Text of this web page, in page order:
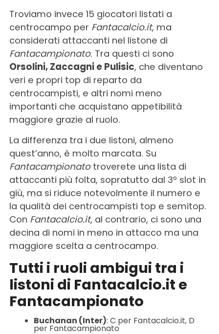
Troviamo invece 15 giocatori listati a
centrocampo per Fantacalcio.it, ma
considerati attaccanti nel listone di
Fantacampionato. Tra questi ci sono
Orsolini, Zaccagni e Pulisic, che diventano
veri e propri top di reparto da
centrocampisti, e altri nomi meno
importanti che acquistano appetibilità
maggiore grazie al ruolo.
La differenza tra i due listoni, almeno
quest’anno, è molto marcata. Su
Fantacampionatotroverete una lista di
attaccanti più folta, sopratutto dal 3º slot in
giù, ma si riduce notevolmente il numero e
la qualità dei centrocampisti top e semitop.
Con Fantacalcio.it, al contrario, ci sono una
decina di nomi in meno in attacco ma una
maggiore scelta a centrocampo.
Tutti i ruoli ambigui tra i
listoni di Fantacalcio.it e
Fantacampionato
Buchanan (Inter): C per Fantacalcio.it, D
per Fantacampionato